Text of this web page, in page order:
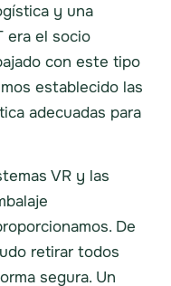
y una
era el socio
con este tipo
establecido las
adecuadas para
VR y las
De
retirar todos
segura. Un